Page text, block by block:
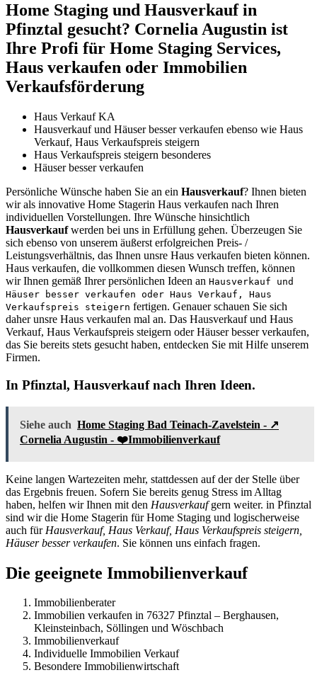
Home Staging und Hausverkauf in
Pfinztal gesucht? Cornelia Augustin ist
Ihre Profi für Home Staging Services,
Haus verkaufen oder Immobilien
Verkaufsförderung
Haus Verkauf KA
Hausverkauf und Häuser besser verkaufen ebenso wie Haus
Verkauf, Haus Verkaufspreis steigern
Haus Verkaufspreis steigern besonderes
Häuser besser verkaufen
Persönliche Wünsche haben Sie an ein Hausverkauf? Ihnen bieten
wir als innovative Home Stagerin Haus verkaufen nach Ihren
individuellen Vorstellungen. Ihre Wünsche hinsichtlich
Hausverkaufwerden bei uns in Erfüllung gehen. Überzeugen Sie
sich ebenso von unserem äußerst erfolgreichen Preis- /
Leistungsverhältnis, das Ihnen unsre Haus verkaufen bieten können.
Haus verkaufen, die vollkommen diesen Wunsch treffen, können
wir Ihnen gemäß Ihrer persönlichen Ideen an Hausverkauf und
Häuser besser verkaufen oder Haus Verkauf, Haus
Verkaufspreis steigern fertigen. Genauer schauen Sie sich
daher unsre Haus verkaufen mal an. Das Hausverkauf und Haus
Verkauf, Haus Verkaufspreis steigern oder Häuser besser verkaufen,
das Sie bereits stets gesucht haben, entdecken Sie mit Hilfe unserem
Firmen.
In Pfinztal, Hausverkauf nach Ihren Ideen.
Siehe auch Home Staging Bad Teinach-Zavelstein - ↗️
Cornelia Augustin - ❤️Immobilienverkauf
Keine langen Wartezeiten mehr, stattdessen auf der der Stelle über
das Ergebnis freuen. Sofern Sie bereits genug Stress im Alltag
haben, helfen wir Ihnen mit den Hausverkaufgern weiter. in Pfinztal
sind wir die Home Stagerin für Home Staging und logischerweise
auch für Hausverkauf, Haus Verkauf, Haus Verkaufspreis steigern,
Häuser besser verkaufen. Sie können uns einfach fragen.
Die geeignete Immobilienverkauf
Immobilienberater
Immobilien verkaufen in 76327 Pfinztal – Berghausen,
Kleinsteinbach, Söllingen und Wöschbach
Immobilienverkauf
Individuelle Immobilien Verkauf
Besondere Immobilienwirtschaft